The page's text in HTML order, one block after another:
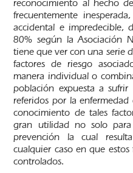
reconocimiento al hecho
frecuentemente
accidental e impredecible,
80% según la Asociación
tiene que ver con una serie
factores de riesgo
manera individual o
población expuesta a
referidos por la
conocimiento de tales
gran utilidad no solo
prevención la cual
cualquier caso en que
controlados.